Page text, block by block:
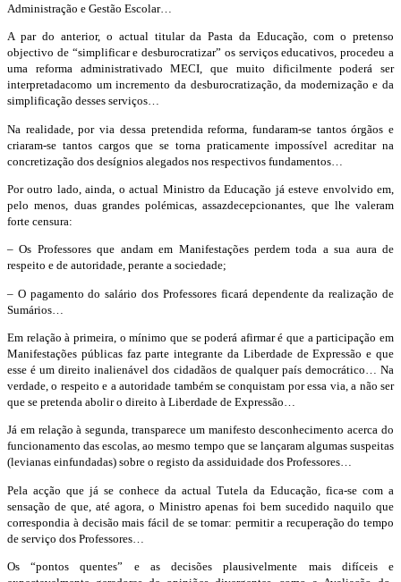
Administração e Gestão Escolar…
A par do anterior, o actual titular da Pasta da Educação, com o pretenso
objectivo de “simplificar e desburocratizar” os serviços educativos, procedeua
uma reformaadministrativado MECI, que muito dificilmente poderá ser
interpretadacomo um incremento da desburocratização, da modernização e da
simplificação desses serviços…
Na realidade,porvia dessa pretendida reforma, fundaram-se tantos órgãos e
criaram-se tantos cargos que se torna praticamente impossível acreditar na
concretização dos desígnios alegados nos respectivos fundamentos
Por outro lado, ainda, o actual Ministro da Educação já esteve envolvido em
pelo menos,
duasgrandes polémicas assazdecepcionantes,
que lhe valeram
forte censura:
–Os Professoresque andamem Manifestações perdemtoda a sua aura de
respeito e de autoridade, perante a sociedade;
– O pagamento do salário dos Professores ficará dependente da realização de
Sumários…
Em relação à primeira, o mínimo que se poderá afirmar é que a participação em
Manifestações públicas faz parte integrante da Liberdade de Expressão e que
esse é um direito inalienável dos cidadãos de qualquer país democrático…
Na
verdade, o respeito e a autoridade também se conquistam por essa via, a não ser
que se pretenda abolir o direito à Liberdade de Expressão…
Já emrelação à segunda, transparece um manifesto desconhecimentoacerca do
funcionamento das escolas, ao mesmo tempo que se lançaram algumas suspeitas
(levianas einfundadas) sobre o registo da assiduidade dos Professores…
Pela acção que já se conhece da actual Tutela da Educação, fica-se com a
sensação de que, até agora, o Ministro apenas foi bem sucedido naquilo que
correspondia à decisão mais fácil desetomar: permitir a recuperação do tempo
de serviço dos Professores…
Os “pontos quentes” e as decisões plausivelmente mais difíceise